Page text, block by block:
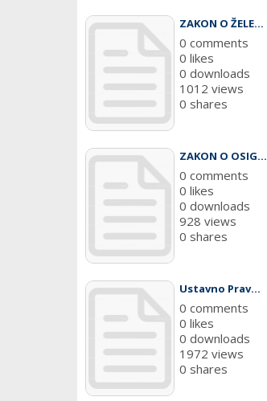
ZAKON O ŽELE...
0 comments
0 likes
0 downloads
1012 views
0 shares
ZAKON O OSIG...
0 comments
0 likes
0 downloads
928 views
0 shares
Ustavno Prav...
0 comments
0 likes
0 downloads
1972 views
0 shares